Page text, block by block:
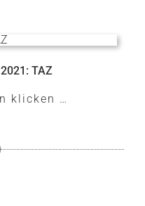
TAZ
klicken …